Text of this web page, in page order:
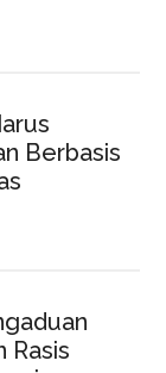
Berbasis
Rasis